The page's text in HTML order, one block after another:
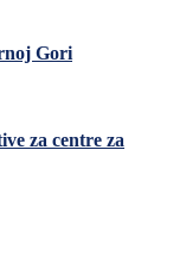
Gori
za centre za